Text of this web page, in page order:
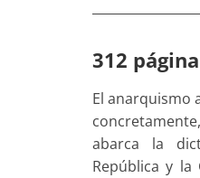
312
El anarquismo
concretamente,
abarca la
República y la